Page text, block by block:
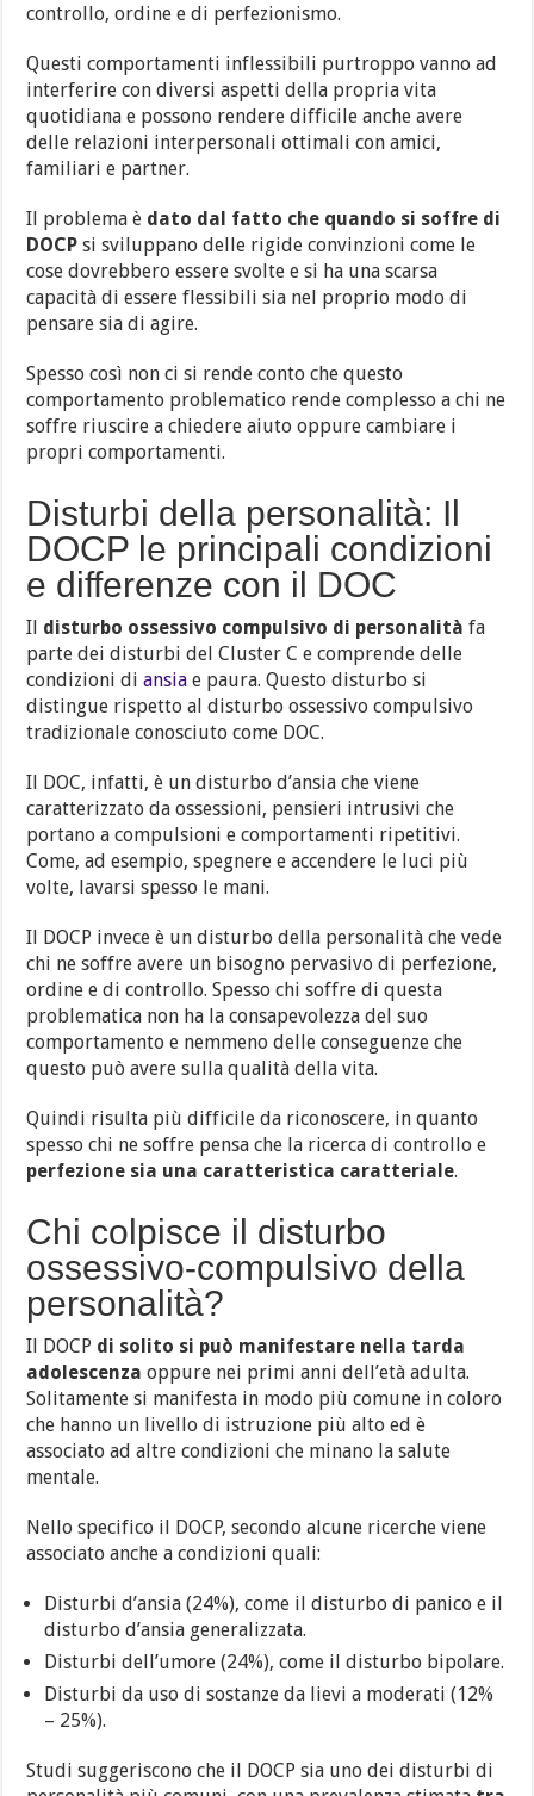
controllo, ordine e di perfezionismo.
Questi comportamenti inflessibili purtroppo vanno ad
interferire con diversi aspetti della propria vita
quotidiana e possono rendere difficile anche avere
delle relazioni interpersonali ottimali con amici,
familiari e partner.
Il problema è dato dal fatto che quando si soffre di
DOCP si sviluppano delle rigide convinzioni come le
cose dovrebbero essere svolte e si ha una scarsa
capacità di essere flessibili sia nel proprio modo di
pensare sia di agire.
Spesso così non ci si rende conto che questo
comportamento problematico rende complesso a chi ne
soffre riuscire a chiedere aiuto oppure cambiare i
propri comportamenti.
Disturbi della personalità: Il
DOCP le principali condizioni
e differenze con il DOC
Il disturbo ossessivo compulsivo di personalità fa
parte dei disturbi del Cluster C e comprende delle
condizioni diansia e paura. Questo disturbo si
distingue rispetto al disturbo ossessivo compulsivo
tradizionale conosciuto come DOC.
Il DOC, infatti, è un disturbo d’ansia che viene
caratterizzato da ossessioni, pensieri intrusivi che
portano a compulsioni e comportamenti ripetitivi.
Come, ad esempio, spegnere e accendere le luci più
volte, lavarsi spesso le mani.
Il DOCP invece è un disturbo della personalità che vede
chi ne soffre avere un bisogno pervasivo di perfezione,
ordine e di controllo. Spesso chi soffre di questa
problematica non ha la consapevolezza del suo
comportamento e nemmeno delle conseguenze che
questo può avere sulla qualità della vita.
Quindi risulta più difficile da riconoscere, in quanto
spesso chi ne soffre pensa che la ricerca di controllo e
perfezione sia una caratteristica caratteriale.
Chi colpisce il disturbo
ossessivo-compulsivo della
personalità?
Il DOCP di solito si può manifestare nella tarda
adolescenza oppure nei primi anni dell’età adulta.
Solitamente si manifesta in modo più comune in coloro
che hanno un livello di istruzione più alto ed è
associato ad altre condizioni che minano la salute
mentale.
Nello specifico il DOCP, secondo alcune ricerche viene
associato anche a condizioni quali:
Disturbi d’ansia (24%), come il disturbo di panico e il
disturbo d’ansia generalizzata.
Disturbi dell’umore (24%), come il disturbo bipolare.
Disturbi da uso di sostanze da lievi a moderati (12%
– 25%).
Studi suggeriscono che il DOCP sia uno dei disturbi di